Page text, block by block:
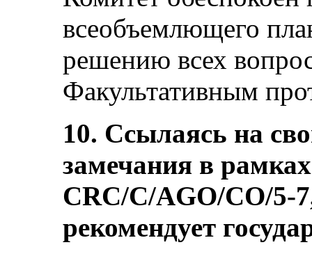
всеобъемлющего
решению всех
Факультативным
10. Ссылаясь на
замечания в
CRC/C/AGO/CO/5-
рекомендует